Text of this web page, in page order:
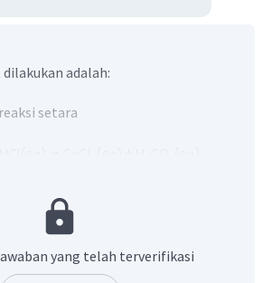
adalah:
setara
yang telah terverifikasi